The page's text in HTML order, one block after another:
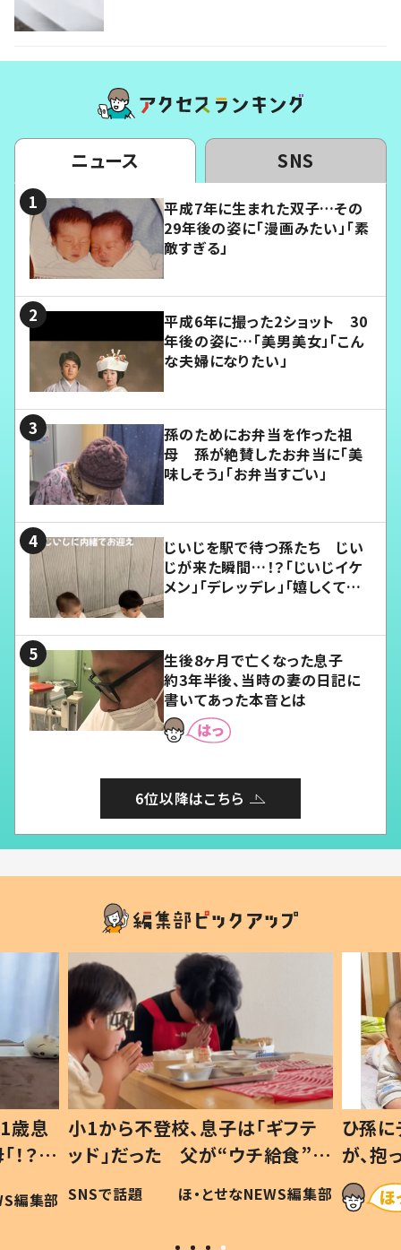
ニュース SNS
平成7年に生まれた双子…その
29年後の姿に「漫画みたい」「素
敵すぎる」
平成6年に撮った2ショット 30
年後の姿に…「美男美女」「こん
な夫婦になりたい」
孫のためにお弁当を作った祖
母 孫が絶賛したお弁当に「美
味しそう」「お弁当すごい」
じいじを駅で待つ孫たち じい
じが来た瞬間…！？「じいじイケ
メン」「デレッデレ」「嬉しくて可
生後8ヶ月で亡くなった息子
約3年半後、当時の妻の日記に
書いてあった本音とは
6位以降はこちら
息子は「ギフテ
が“ウチ給食”を
とは #令和の親
・とせなNEWS編集部
ひ孫にデレデレな80歳じいじ
が、抱っこすると…ひ孫の反
「涙が出ました」「可愛くて仕
い」
ほ・とせなNEWS編